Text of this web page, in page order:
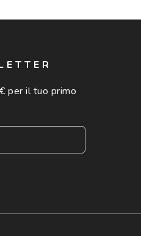
per il tuo primo